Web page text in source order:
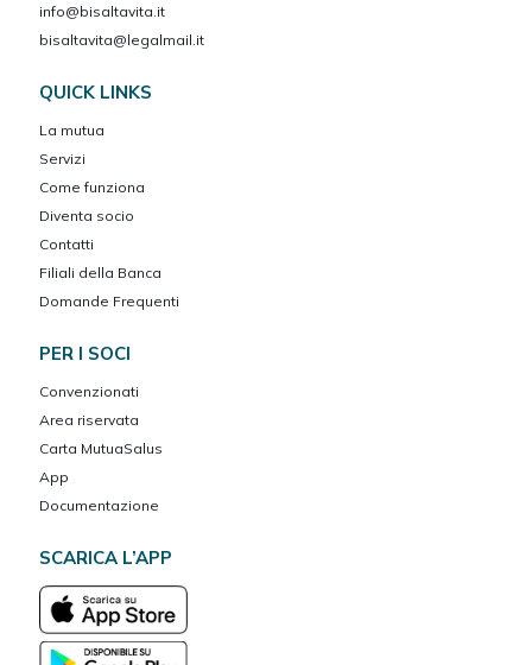
info@bisaltavita.it
bisaltavita@legalmail.it
QUICK LINKS
La mutua
Servizi
Come funziona
Diventa socio
Contatti
Filiali della Banca
Domande Frequenti
PER I SOCI
Convenzionati
Area riservata
Carta MutuaSalus
App
Documentazione
SCARICA L’APP